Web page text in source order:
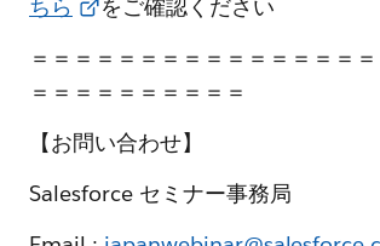
ちら
をご確認ください
＝＝＝＝＝＝＝＝＝＝＝＝＝＝＝
＝＝＝＝＝＝＝＝＝＝
【お問い合わせ】
Salesforce セミナー事務局